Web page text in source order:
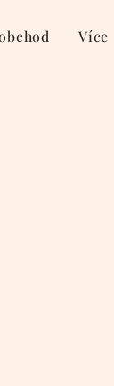
Více